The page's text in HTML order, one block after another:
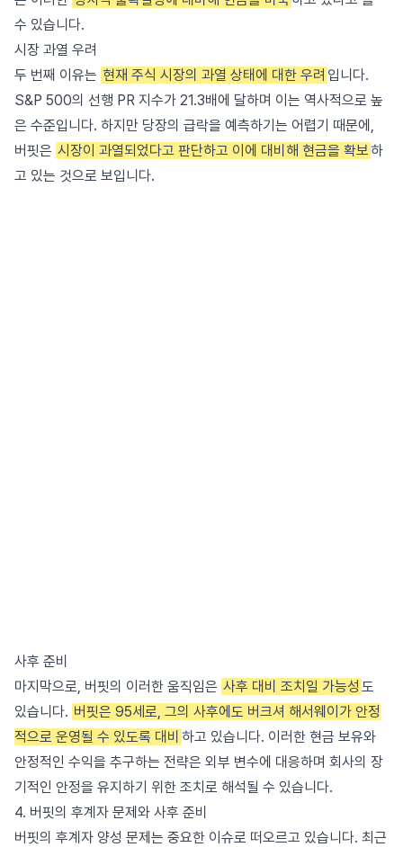
수 있습니다.
시장 과열 우려
두 번째 이유는 현재 주식 시장의 과열 상태에 대한 우려 입니다.
S&P 500의 선행 PR 지수가 21.3배에 달하며 이는 역사적으로 높
은 수준입니다. 하지만 당장의 급락을 예측하기는 어렵기 때문에,
버핏은 시장이 과열되었다고 판단하고 이에 대비해 현금을 확보하
고 있는 것으로 보입니다.
사후 준비
마지막으로, 버핏의 이러한 움직임은 사후 대비 조치일 가능성 도
있습니다. 버핏은 95세로, 그의 사후에도 버크셔 해서웨이가 안정
적으로 운영될 수 있도록 대비 하고 있습니다. 이러한 현금 보유와
안정적인 수익을 추구하는 전략은 외부 변수에 대응하며 회사의 장
기적인 안정을 유지하기 위한 조치로 해석될 수 있습니다.
4. 버핏의 후계자 문제와 사후 준비
버핏의 후계자 양성 문제는 중요한 이슈로 떠오르고 있습니다. 최근